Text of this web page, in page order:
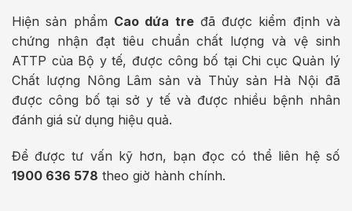
Hiện sản phẩm Cao dứa tređã được kiểm định và
chứng nhận đạt tiêu chuẩn chất lượng và vệ sinh
ATTP của Bộ y tế, được công bố tại Chi cục Quản lý
Chất lượng Nông Lâm sản và Thủy sản Hà Nội đã
được công bố tại sở y tế và được nhiều bệnh nhân
đánh giá sử dụng hiệu quả.
Để được tư vấn kỹ hơn, bạn đọc có thể liên hệ số
1900 636 578 theo giờ hành chính.